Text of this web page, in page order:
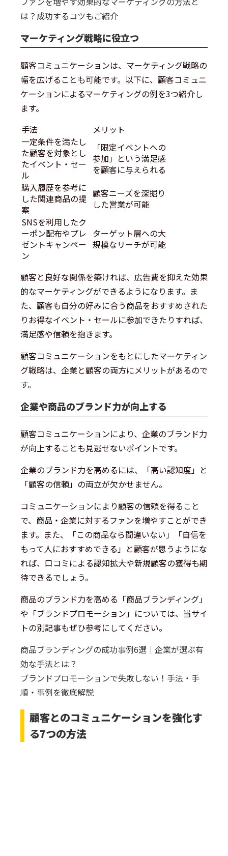
は？成功するコツもご紹介
マーケティング戦略に役立つ
顧客コミュニケーションは、マーケティング戦略の
幅を広げることも可能です。以下に、顧客コミュニ
ケーションによるマーケティングの例を3つ紹介し
ます。
手法
メリット
一定条件を満たし
た顧客を対象とし
たイベント・セー
ル
「限定イベントへの
参加」という満足感
を顧客に与えられる
購入履歴を参考に
した関連商品の提
案
顧客ニーズを深掘り
した営業が可能
SNSを利用したク
ーポン配布やプレ
ゼントキャンペー
ン
ターゲット層への大
規模なリーチが可能
顧客と良好な関係を築ければ、広告費を抑えた効果
的なマーケティングができるようになります。ま
た、顧客も自分の好みに合う商品をおすすめされた
りお得なイベント・セールに参加できたりすれば、
満足感や信頼を抱きます。
顧客コミュニケーションをもとにしたマーケティン
グ戦略は、企業と顧客の両方にメリットがあるので
す。
企業や商品のブランド力が向上する
顧客コミュニケーションにより、企業のブランド力
が向上することも見逃せないポイントです。
企業のブランド力を高めるには、「高い認知度」と
「顧客の信頼」の両立が欠かせません。
コミュニケーションにより顧客の信頼を得ること
で、商品・企業に対するファンを増やすことができ
ます。また、「この商品なら間違いない」「自信を
もって人におすすめできる」と顧客が思うようにな
れば、口コミによる認知拡大や新規顧客の獲得も期
待できるでしょう。
商品のブランド力を高める「商品ブランディング」
や「ブランドプロモーション」については、当サイ
トの別記事もぜひ参考にしてください。
商品ブランディングの成功事例6選｜企業が選ぶ有
効な手法とは？
ブランドプロモーションで失敗しない！手法・手
順・事例を徹底解説
顧客とのコミュニケーションを強化す
る7つの方法